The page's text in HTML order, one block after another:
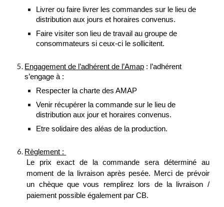
Livrer ou faire livrer les commandes sur le lieu de
distribution aux jours et horaires convenus.
Faire visiter son lieu de travail au groupe de
consommateurs si ceux-ci le sollicitent.
Engagement de l’adhérent de l’Amap : l’adhérent
s’engage à :
Respecter la charte des AMAP
Venir récupérer la commande sur le lieu de
distribution aux jour et horaires convenus.
Etre solidaire des aléas de la production.
Règlement :
Le prix exact de la commande sera déterminé au
moment de la livraison après pesée. Merci de prévoir
un chèque que vous remplirez lors de la livraison /
paiement possible également par CB.